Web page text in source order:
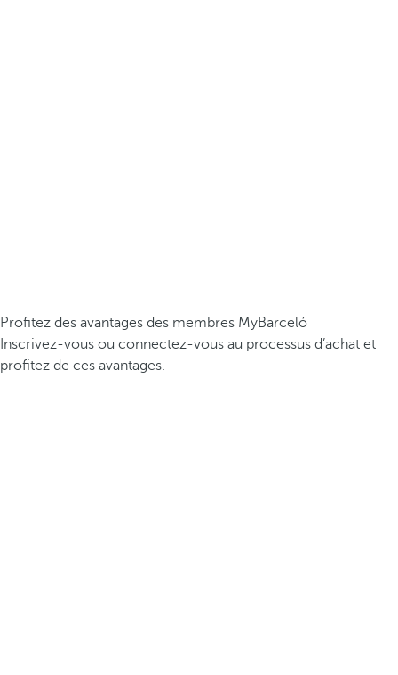
Profitez des avantages des membres MyBarceló
Inscrivez-vous ou connectez-vous au processus d’achat et
profitez de ces avantages.